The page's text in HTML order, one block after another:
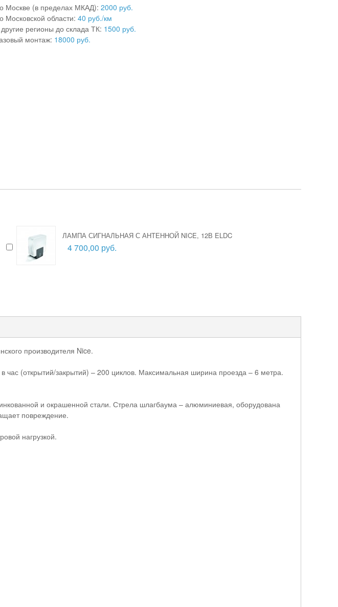
Москве (в пределах МКАД): 2000 руб.
Московской области: 40 руб./км
регионы до склада ТК: 1500 руб.
монтаж: 18000 руб.
ЛАМПА СИГНАЛЬНАЯ С АНТЕННОЙ NICE, 12В ELDC
4 700,00 руб.
производителя Nice.
час (открытий/закрытий) – 200 циклов. Максимальная ширина проезда – 6 метра.
и окрашенной стали. Стрела шлагбаума – алюминиевая, оборудована
повреждение.
нагрузкой.